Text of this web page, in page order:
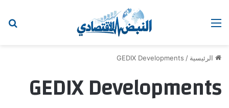
القائمة
الرئيسية /
GEDIX Developments
GEDIX Developments